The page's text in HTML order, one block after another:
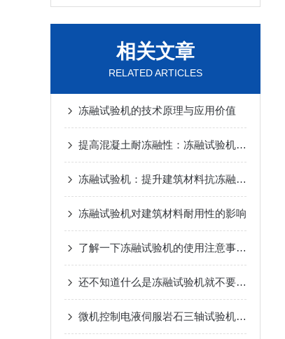
相关文章
RELATED ARTICLES
冻融试验机的技术原理与应用价值
提高混凝土耐冻融性：冻融试验机的应用
冻融试验机：提升建筑材料抗冻融性能的关键设备
冻融试验机对建筑材料耐用性的影响
了解一下冻融试验机的使用注意事项吧
还不知道什么是冻融试验机就不要错过本篇了
微机控制电液伺服岩石三轴试验机-苏州拓测仪器设备有限公司